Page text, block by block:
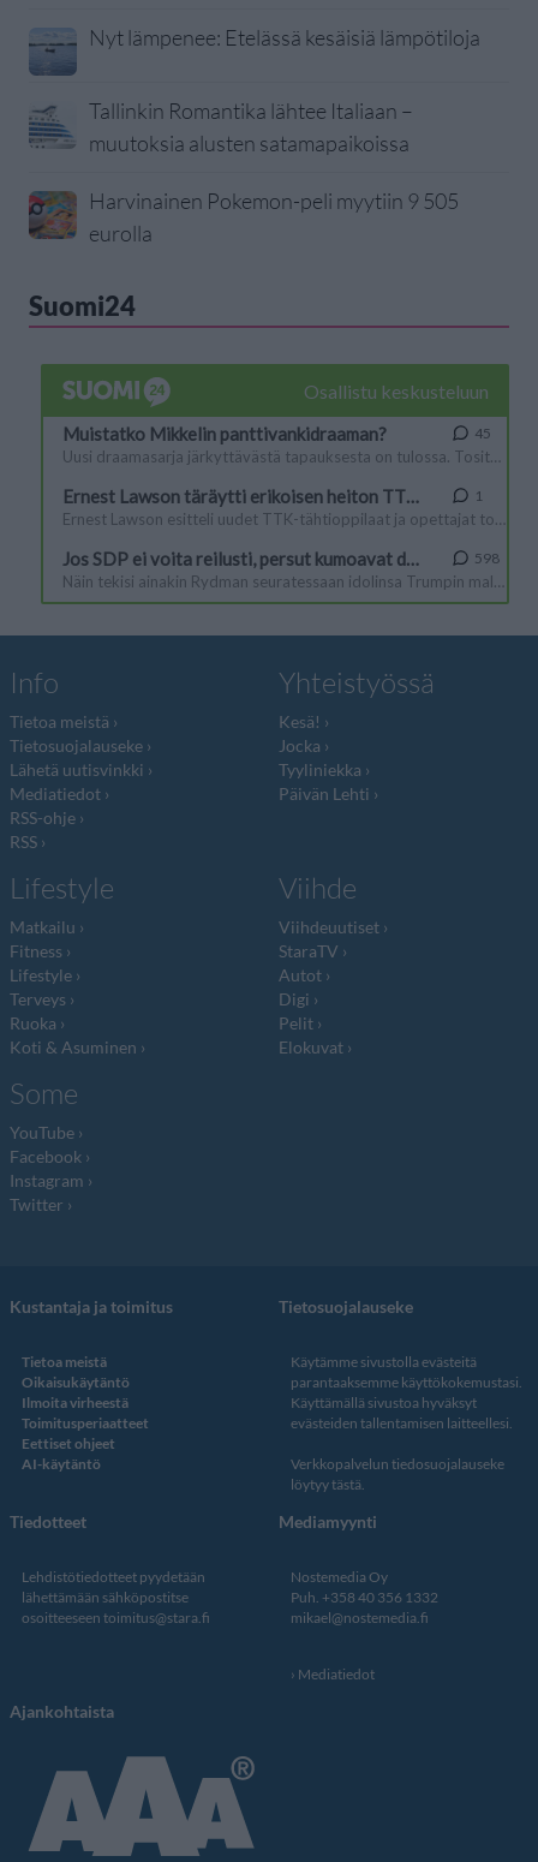
Nyt lämpenee: Etelässä kesäisiä lämpötiloja
Tallinkin Romantika lähtee Italiaan –
muutoksia alusten satamapaikoissa
Harvinainen Pokemon-peli myytiin 9 505
eurolla
Suomi24
Info
Tietoa meistä
Tietosuojalauseke
Lähetä uutisvinkki
Mediatiedot
RSS-ohje
RSS
Yhteistyössä
Kesä!
Jocka
Tyyliniekka
Päivän Lehti
Lifestyle
Matkailu
Fitness
Lifestyle
Terveys
Ruoka
Koti & Asuminen
Viihde
Viihdeuutiset
StaraTV
Autot
Digi
Pelit
Elokuvat
Some
YouTube
Facebook
Instagram
Twitter
Kustantaja ja toimitus
Tietoa meistä
Oikaisukäytäntö
Ilmoita virheestä
Toimitusperiaatteet
Eettiset ohjeet
AI-käytäntö
Tietosuojalauseke
Käytämme sivustolla evästeitä
parantaaksemme käyttökokemustasi.
Käyttämällä sivustoa hyväksyt
evästeiden tallentamisen laitteellesi.
Verkkopalvelun tiedosuojalauseke
löytyy tästä.
Tiedotteet
Lehdistötiedotteet pyydetään
lähettämään sähköpostitse
osoitteeseen toimitus@stara.fi
Mediamyynti
Nostemedia Oy
Puh. +358 40 356 1332
mikael@nostemedia.fi
Mediatiedot
Ajankohtaista